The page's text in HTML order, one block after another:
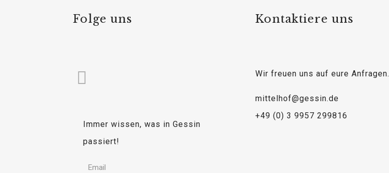
Folge uns
Immer wissen, was in Gessin
passiert!
Kontaktiere uns
Wir freuen uns auf eure Anfragen.
mittelhof@gessin.de
+49 (0) 3 9957 299816